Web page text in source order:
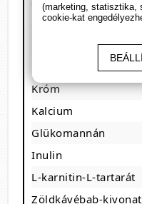
Szénhidrát
Króm
Kalcium
Glükomannán
Inulin
L-karnitin-L-tartarát
Zöldkávébab-kivonat
(marketing, statisztika,
cookie-kat